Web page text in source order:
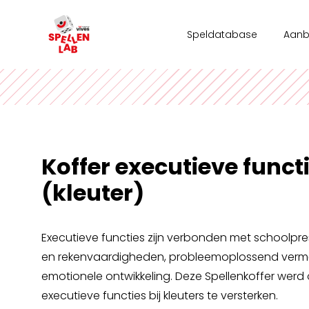
Speldatabase
Vrije
Koffer executieve
(kleuter)
Executieve functies zijn verbonden met
en rekenvaardigheden, probleemoplossend
emotionele ontwikkeling. Deze Spellenkoffer werd
executieve functies bij kleuters te versterken.